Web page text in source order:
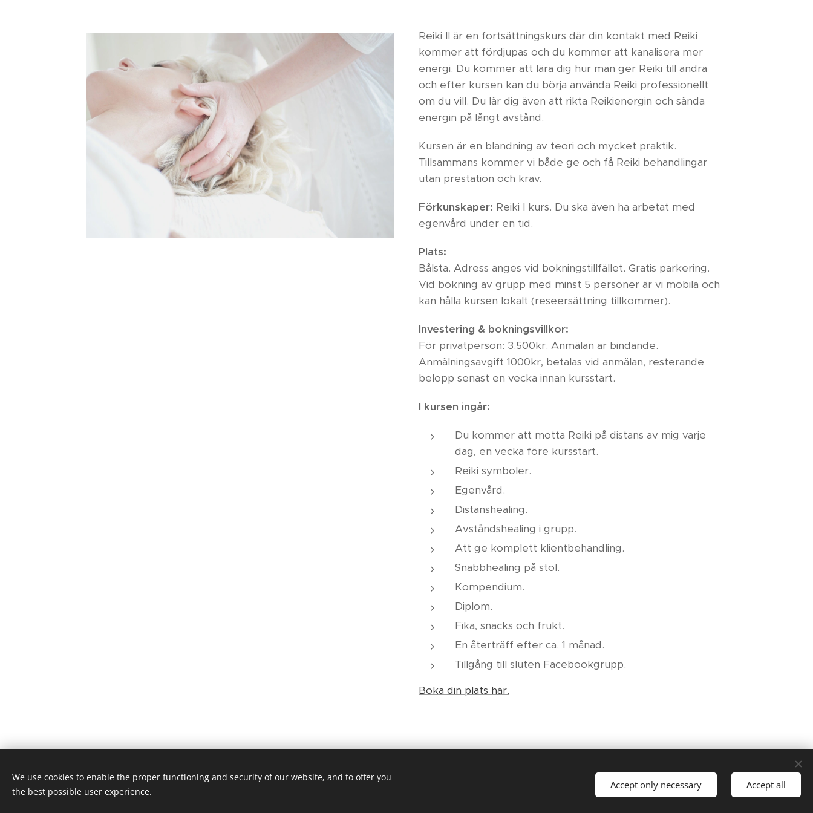
Reiki II är en fortsättningskurs där din kontakt med Reiki
kommer att fördjupas och du kommer att kanalisera mer
energi. Du kommer att lära dig hur man ger Reiki till andra
och efter kursen kan du börja använda Reiki professionellt
om du vill. Du lär dig även att rikta Reikienergin och sända
energin på långt avstånd.
Kursen är en blandning av teori och mycket praktik.
Tillsammans kommer vi både ge och få Reiki behandlingar
utan prestation och krav.
Förkunskaper: Reiki I kurs. Du ska även ha arbetat med
egenvård under en tid.
Plats:
Bålsta. Adress anges vid bokningstillfället. Gratis parkering.
Vid bokning av grupp med minst 5 personer är vi mobila och
kan hålla kursen lokalt (reseersättning tillkommer).
Investering & bokningsvillkor:
För privatperson: 3.500kr. Anmälan är bindande.
Anmälningsavgift 1000kr, betalas vid anmälan, resterande
belopp senast en vecka innan kursstart.
I kursen ingår:
Du kommer att motta Reiki på distans av mig varje
dag, en vecka före kursstart.
Reiki symboler.
Egenvård.
Distanshealing.
Avståndshealing i grupp.
Att ge komplett klientbehandling.
Snabbhealing på stol.
Kompendium.
Diplom.
Fika, snacks och frukt.
En återträff efter ca. 1 månad.
Tillgång till sluten Facebookgrupp.
Boka din plats här.
© 2021 Lumeva.All rights reserved
Cookies
Svenska
English
We use cookies to enable the proper functioning and security of our website, and to offer you
the best possible user experience.
Accept only necessary Accept all